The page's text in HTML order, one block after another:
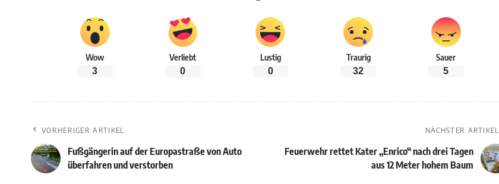
Wow
3
Verliebt
0
Lustig
0
Traurig
32
Sauer
5
VORHERIGER ARTIKEL
Fußgängerin auf der Europastraße von Auto
überfahren und verstorben
NÄCHSTER ARTIKEL
Feuerwehr rettet Kater „Enrico“ nach drei Tagen
aus 12 Meter hohem Baum